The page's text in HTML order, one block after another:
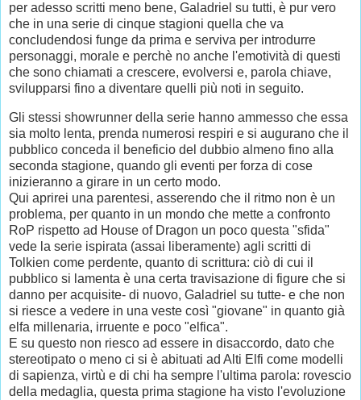
per adesso scritti meno bene, Galadriel su tutti, è pur vero
che in una serie di cinque stagioni quella che va
concludendosi funge da prima e serviva per introdurre
personaggi, morale e perchè no anche l'emotività di questi
che sono chiamati a crescere, evolversi e, parola chiave,
svilupparsi fino a diventare quelli più noti in seguito.
Gli stessi showrunner della serie hanno ammesso che essa
sia molto lenta, prenda numerosi respiri e si augurano che il
pubblico conceda il beneficio del dubbio almeno fino alla
seconda stagione, quando gli eventi per forza di cose
inizieranno a girare in un certo modo.
Qui aprirei una parentesi, asserendo che il ritmo non è un
problema, per quanto in un mondo che mette a confronto
RoP rispetto ad House of Dragon un poco questa "sfida"
vede la serie ispirata (assai liberamente) agli scritti di
Tolkien come perdente, quanto di scrittura: ciò di cui il
pubblico si lamenta è una certa travisazione di figure che si
danno per acquisite- di nuovo, Galadriel su tutte- e che non
si riesce a vedere in una veste così "giovane" in quanto già
elfa millenaria, irruente e poco "elfica".
E su questo non riesco ad essere in disaccordo, dato che
stereotipato o meno ci si è abituati ad Alti Elfi come modelli
di sapienza, virtù e di chi ha sempre l'ultima parola: rovescio
della medaglia, questa prima stagione ha visto l'evoluzione